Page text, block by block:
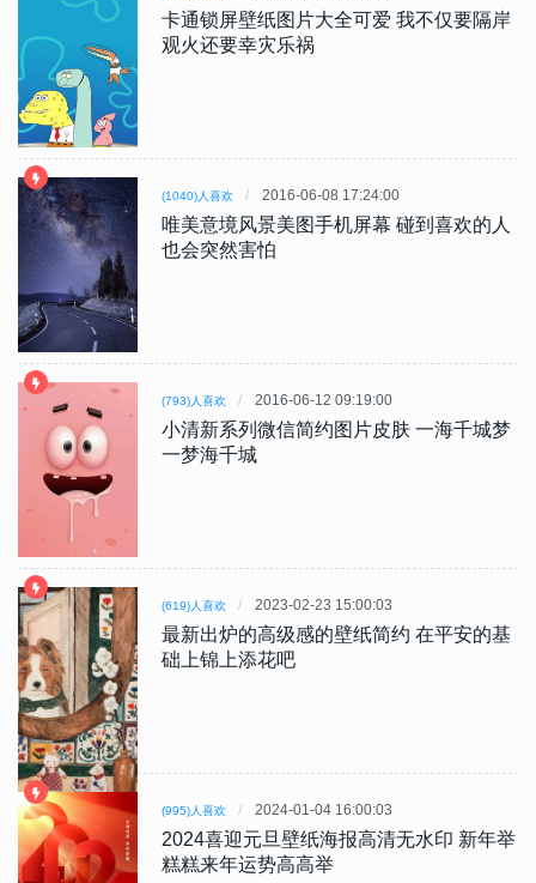
卡通锁屏壁纸图片大全可爱 我不仅要隔岸
观火还要幸灾乐祸
(1040)人喜欢 2016-06-08 17:24:00
唯美意境风景美图手机屏幕 碰到喜欢的人
也会突然害怕
(793)人喜欢 2016-06-12 09:19:00
小清新系列微信简约图片皮肤 一海千城梦
一梦海千城
(619)人喜欢 2023-02-23 15:00:03
最新出炉的高级感的壁纸简约 在平安的基
础上锦上添花吧
(995)人喜欢 2024-01-04 16:00:03
2024喜迎元旦壁纸海报高清无水印 新年举
糕糕来年运势高高举